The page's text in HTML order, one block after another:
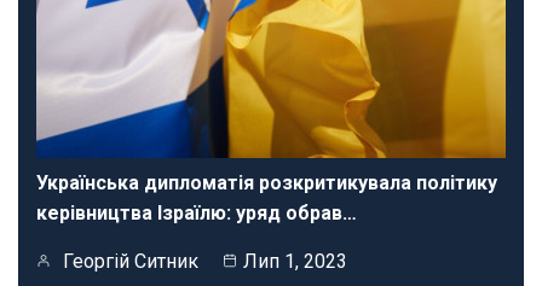
Українська дипломатія розкритикувала політику
керівництва Ізраїлю: уряд обрав…
Георгій Ситник Лип 1, 2023